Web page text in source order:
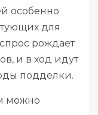
особенно
для
рождает
и в ход идут
подделки.
можно